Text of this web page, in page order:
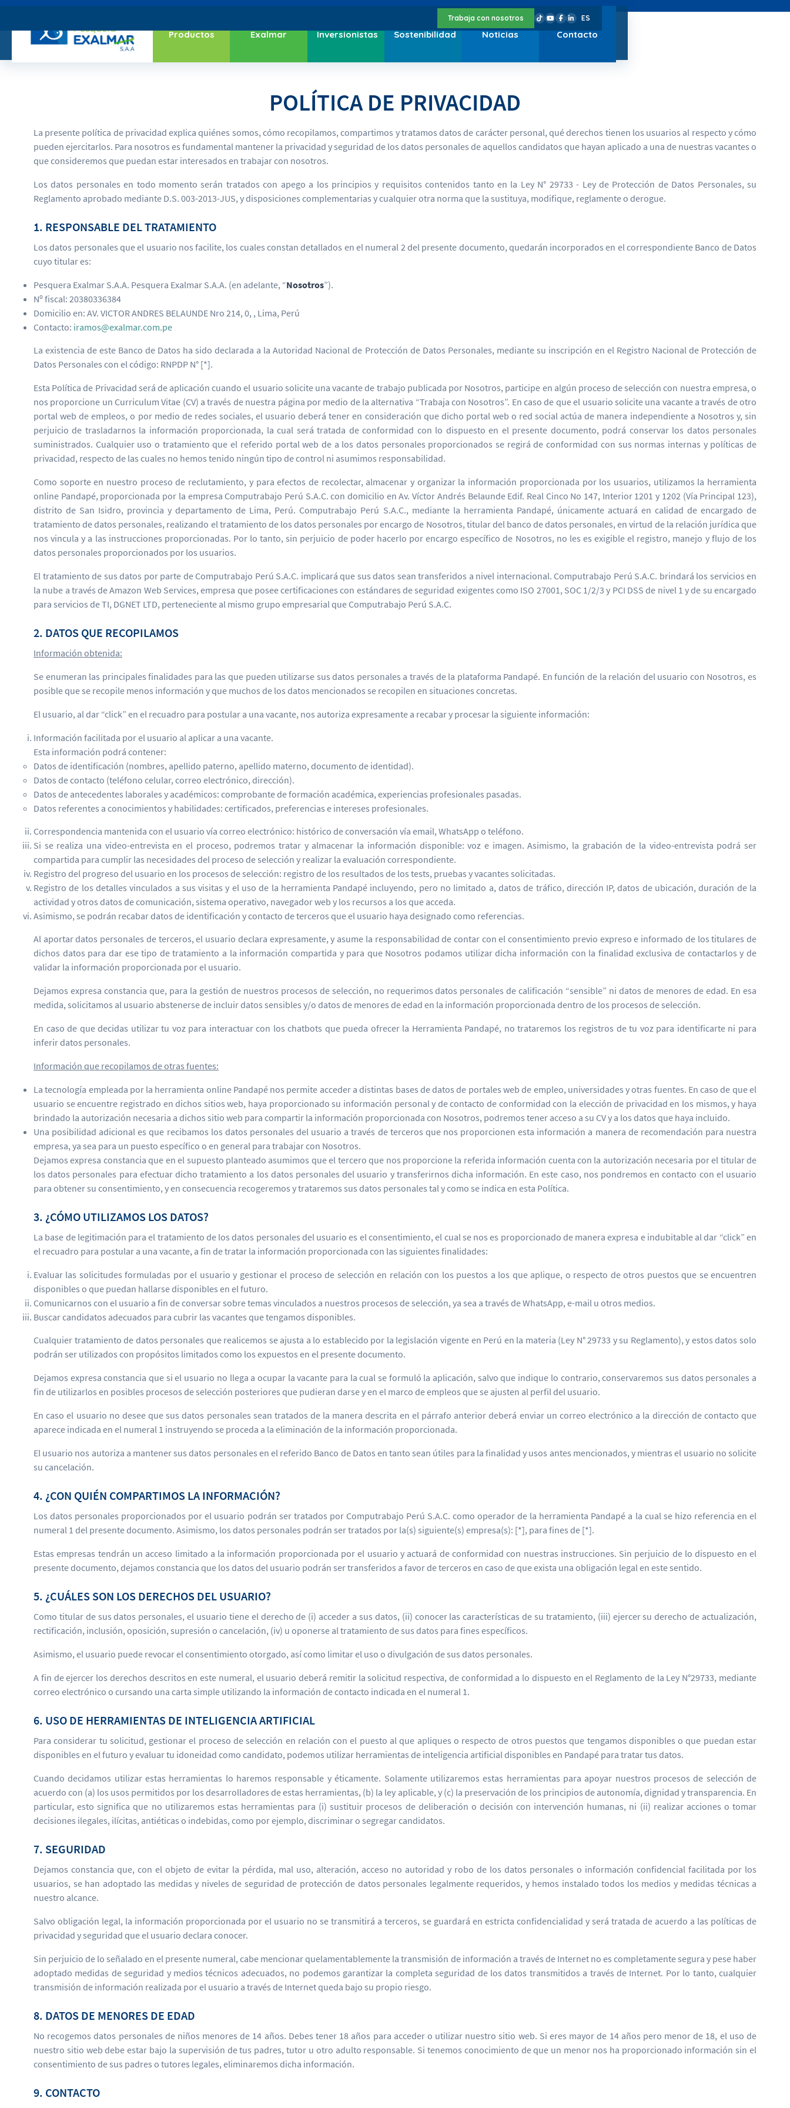
Trabaja con nosotros ES
Productos Exalmar Inversionistas Sostenibilidad Noticias Contacto
POLÍTICA DE PRIVACIDAD
La presente política de privacidad explica quiénes somos, cómo recopilamos, compartimos y tratamos datos de carácter personal, qué derechos tienen los usuarios al respecto y cómo
pueden ejercitarlos. Para nosotros es fundamental mantener la privacidad y seguridad de los datos personales de aquellos candidatos que hayan aplicado a una de nuestras vacantes o
que consideremos que puedan estar interesados en trabajar con nosotros.
Los datos personales en todo momento serán tratados con apego a los principios y requisitos contenidos tanto en la Ley N° 29733 - Ley de Protección de Datos Personales, su
Reglamento aprobado mediante D.S. 003-2013-JUS, y disposiciones complementarias y cualquier otra norma que la sustituya, modifique, reglamente o derogue.
1. RESPONSABLE DEL TRATAMIENTO
Los datos personales que el usuario nos facilite, los cuales constan detallados en el numeral 2 del presente documento, quedarán incorporados en el correspondiente Banco de Datos
cuyo titular es:
Pesquera Exalmar S.A.A. Pesquera Exalmar S.A.A. (en adelante, “Nosotros”).
Nº fiscal: 20380336384
Domicilio en: AV. VICTOR ANDRES BELAUNDE Nro 214, 0, , Lima, Perú
Contacto: iramos@exalmar.com.pe
La existencia de este Banco de Datos ha sido declarada a la Autoridad Nacional de Protección de Datos Personales, mediante su inscripción en el Registro Nacional de Protección de
Datos Personales con el código: RNPDP N° [*].
Esta Política de Privacidad será de aplicación cuando el usuario solicite una vacante de trabajo publicada por Nosotros, participe en algún proceso de selección con nuestra empresa, o
nos proporcione un Curriculum Vitae (CV) a través de nuestra página por medio de la alternativa “Trabaja con Nosotros”. En caso de que el usuario solicite una vacante a través de otro
portal web de empleos, o por medio de redes sociales, el usuario deberá tener en consideración que dicho portal web o red social actúa de manera independiente a Nosotros y, sin
perjuicio de trasladarnos la información proporcionada, la cual será tratada de conformidad con lo dispuesto en el presente documento, podrá conservar los datos personales
suministrados. Cualquier uso o tratamiento que el referido portal web de a los datos personales proporcionados se regirá de conformidad con sus normas internas y políticas de
privacidad, respecto de las cuales no hemos tenido ningún tipo de control ni asumimos responsabilidad.
Como soporte en nuestro proceso de reclutamiento, y para efectos de recolectar, almacenar y organizar la información proporcionada por los usuarios, utilizamos la herramienta
online Pandapé, proporcionada por la empresa Computrabajo Perú S.A.C. con domicilio en Av. Víctor Andrés Belaunde Edif. Real Cinco No 147, Interior 1201 y 1202 (Vía Principal 123),
distrito de San Isidro, provincia y departamento de Lima, Perú. Computrabajo Perú S.A.C., mediante la herramienta Pandapé, únicamente actuará en calidad de encargado de
tratamiento de datos personales, realizando el tratamiento de los datos personales por encargo de Nosotros, titular del banco de datos personales, en virtud de la relación jurídica que
nos vincula y a las instrucciones proporcionadas. Por lo tanto, sin perjuicio de poder hacerlo por encargo específico de Nosotros, no les es exigible el registro, manejo y flujo de los
datos personales proporcionados por los usuarios.
El tratamiento de sus datos por parte de Computrabajo Perú S.A.C. implicará que sus datos sean transferidos a nivel internacional. Computrabajo Perú S.A.C. brindará los servicios en
la nube a través de Amazon Web Services, empresa que posee certificaciones con estándares de seguridad exigentes como ISO 27001, SOC 1/2/3 y PCI DSS de nivel 1 y de su encargado
para servicios de TI, DGNET LTD, perteneciente al mismo grupo empresarial que Computrabajo Perú S.A.C.
2. DATOS QUE RECOPILAMOS
Información obtenida:
Se enumeran las principales finalidades para las que pueden utilizarse sus datos personales a través de la plataforma Pandapé. En función de la relación del usuario con Nosotros, es
posible que se recopile menos información y que muchos de los datos mencionados se recopilen en situaciones concretas.
El usuario, al dar “click” en el recuadro para postular a una vacante, nos autoriza expresamente a recabar y procesar la siguiente información:
Información facilitada por el usuario al aplicar a una vacante.
Esta información podrá contener:
Datos de identificación (nombres, apellido paterno, apellido materno, documento de identidad).
Datos de contacto (teléfono celular, correo electrónico, dirección).
Datos de antecedentes laborales y académicos: comprobante de formación académica, experiencias profesionales pasadas.
Datos referentes a conocimientos y habilidades: certificados, preferencias e intereses profesionales.
Correspondencia mantenida con el usuario vía correo electrónico: histórico de conversación vía email, WhatsApp o teléfono.
Si se realiza una video-entrevista en el proceso, podremos tratar y almacenar la información disponible: voz e imagen. Asimismo, la grabación de la video-entrevista podrá ser
compartida para cumplir las necesidades del proceso de selección y realizar la evaluación correspondiente.
Registro del progreso del usuario en los procesos de selección: registro de los resultados de los tests, pruebas y vacantes solicitadas.
Registro de los detalles vinculados a sus visitas y el uso de la herramienta Pandapé incluyendo, pero no limitado a, datos de tráfico, dirección IP, datos de ubicación, duración de la
actividad y otros datos de comunicación, sistema operativo, navegador web y los recursos a los que acceda.
Asimismo, se podrán recabar datos de identificación y contacto de terceros que el usuario haya designado como referencias.
Al aportar datos personales de terceros, el usuario declara expresamente, y asume la responsabilidad de contar con el consentimiento previo expreso e informado de los titulares de
dichos datos para dar ese tipo de tratamiento a la información compartida y para que Nosotros podamos utilizar dicha información con la finalidad exclusiva de contactarlos y de
validar la información proporcionada por el usuario.
Dejamos expresa constancia que, para la gestión de nuestros procesos de selección, no requerimos datos personales de calificación “sensible” ni datos de menores de edad. En esa
medida, solicitamos al usuario abstenerse de incluir datos sensibles y/o datos de menores de edad en la información proporcionada dentro de los procesos de selección.
En caso de que decidas utilizar tu voz para interactuar con los chatbots que pueda ofrecer la Herramienta Pandapé, no trataremos los registros de tu voz para identificarte ni para
inferir datos personales.
Información que recopilamos de otras fuentes:
La tecnología empleada por la herramienta online Pandapé nos permite acceder a distintas bases de datos de portales web de empleo, universidades y otras fuentes. En caso de que el
usuario se encuentre registrado en dichos sitios web, haya proporcionado su información personal y de contacto de conformidad con la elección de privacidad en los mismos, y haya
brindado la autorización necesaria a dichos sitio web para compartir la información proporcionada con Nosotros, podremos tener acceso a su CV y a los datos que haya incluido.
Una posibilidad adicional es que recibamos los datos personales del usuario a través de terceros que nos proporcionen esta información a manera de recomendación para nuestra
empresa, ya sea para un puesto específico o en general para trabajar con Nosotros.
Dejamos expresa constancia que en el supuesto planteado asumimos que el tercero que nos proporcione la referida información cuenta con la autorización necesaria por el titular de
los datos personales para efectuar dicho tratamiento a los datos personales del usuario y transferirnos dicha información. En este caso, nos pondremos en contacto con el usuario
para obtener su consentimiento, y en consecuencia recogeremos y trataremos sus datos personales tal y como se indica en esta Política.
3. ¿CÓMO UTILIZAMOS LOS DATOS?
La base de legitimación para el tratamiento de los datos personales del usuario es el consentimiento, el cual se nos es proporcionado de manera expresa e indubitable al dar “click” en
el recuadro para postular a una vacante, a fin de tratar la información proporcionada con las siguientes finalidades:
Evaluar las solicitudes formuladas por el usuario y gestionar el proceso de selección en relación con los puestos a los que aplique, o respecto de otros puestos que se encuentren
disponibles o que puedan hallarse disponibles en el futuro.
Comunicarnos con el usuario a fin de conversar sobre temas vinculados a nuestros procesos de selección, ya sea a través de WhatsApp, e-mail u otros medios.
Buscar candidatos adecuados para cubrir las vacantes que tengamos disponibles.
Cualquier tratamiento de datos personales que realicemos se ajusta a lo establecido por la legislación vigente en Perú en la materia (Ley N° 29733 y su Reglamento), y estos datos solo
podrán ser utilizados con propósitos limitados como los expuestos en el presente documento.
Dejamos expresa constancia que si el usuario no llega a ocupar la vacante para la cual se formuló la aplicación, salvo que indique lo contrario, conservaremos sus datos personales a
fin de utilizarlos en posibles procesos de selección posteriores que pudieran darse y en el marco de empleos que se ajusten al perfil del usuario.
En caso el usuario no desee que sus datos personales sean tratados de la manera descrita en el párrafo anterior deberá enviar un correo electrónico a la dirección de contacto que
aparece indicada en el numeral 1 instruyendo se proceda a la eliminación de la información proporcionada.
El usuario nos autoriza a mantener sus datos personales en el referido Banco de Datos en tanto sean útiles para la finalidad y usos antes mencionados, y mientras el usuario no solicite
su cancelación.
4. ¿CON QUIÉN COMPARTIMOS LA INFORMACIÓN?
Los datos personales proporcionados por el usuario podrán ser tratados por Computrabajo Perú S.A.C. como operador de la herramienta Pandapé a la cual se hizo referencia en el
numeral 1 del presente documento. Asimismo, los datos personales podrán ser tratados por la(s) siguiente(s) empresa(s): [*], para fines de [*].
Estas empresas tendrán un acceso limitado a la información proporcionada por el usuario y actuará de conformidad con nuestras instrucciones. Sin perjuicio de lo dispuesto en el
presente documento, dejamos constancia que los datos del usuario podrán ser transferidos a favor de terceros en caso de que exista una obligación legal en este sentido.
5. ¿CUÁLES SON LOS DERECHOS DEL USUARIO?
Como titular de sus datos personales, el usuario tiene el derecho de (i) acceder a sus datos, (ii) conocer las características de su tratamiento, (iii) ejercer su derecho de actualización,
rectificación, inclusión, oposición, supresión o cancelación, (iv) u oponerse al tratamiento de sus datos para fines específicos.
Asimismo, el usuario puede revocar el consentimiento otorgado, así como limitar el uso o divulgación de sus datos personales.
A fin de ejercer los derechos descritos en este numeral, el usuario deberá remitir la solicitud respectiva, de conformidad a lo dispuesto en el Reglamento de la Ley N°29733, mediante
correo electrónico o cursando una carta simple utilizando la información de contacto indicada en el numeral 1.
6. USO DE HERRAMIENTAS DE INTELIGENCIA ARTIFICIAL
Para considerar tu solicitud, gestionar el proceso de selección en relación con el puesto al que apliques o respecto de otros puestos que tengamos disponibles o que puedan estar
disponibles en el futuro y evaluar tu idoneidad como candidato, podemos utilizar herramientas de inteligencia artificial disponibles en Pandapé para tratar tus datos.
Cuando decidamos utilizar estas herramientas lo haremos responsable y éticamente. Solamente utilizaremos estas herramientas para apoyar nuestros procesos de selección de
acuerdo con (a) los usos permitidos por los desarrolladores de estas herramientas, (b) la ley aplicable, y (c) la preservación de los principios de autonomía, dignidad y transparencia. En
particular, esto significa que no utilizaremos estas herramientas para (i) sustituir procesos de deliberación o decisión con intervención humanas, ni (ii) realizar acciones o tomar
decisiones ilegales, ilícitas, antiéticas o indebidas, como por ejemplo, discriminar o segregar candidatos.
7. SEGURIDAD
Dejamos constancia que, con el objeto de evitar la pérdida, mal uso, alteración, acceso no autoridad y robo de los datos personales o información confidencial facilitada por los
usuarios, se han adoptado las medidas y niveles de seguridad de protección de datos personales legalmente requeridos, y hemos instalado todos los medios y medidas técnicas a
nuestro alcance.
Salvo obligación legal, la información proporcionada por el usuario no se transmitirá a terceros, se guardará en estricta confidencialidad y será tratada de acuerdo a las políticas de
privacidad y seguridad que el usuario declara conocer.
Sin perjuicio de lo señalado en el presente numeral, cabe mencionar quelamentablemente la transmisión de información a través de Internet no es completamente segura y pese haber
adoptado medidas de seguridad y medios técnicos adecuados, no podemos garantizar la completa seguridad de los datos transmitidos a través de Internet. Por lo tanto, cualquier
transmisión de información realizada por el usuario a través de Internet queda bajo su propio riesgo.
8. DATOS DE MENORES DE EDAD
No recogemos datos personales de niños menores de 14 años. Debes tener 18 años para acceder o utilizar nuestro sitio web. Si eres mayor de 14 años pero menor de 18, el uso de
nuestro sitio web debe estar bajo la supervisión de tus padres, tutor u otro adulto responsable. Si tenemos conocimiento de que un menor nos ha proporcionado información sin el
consentimiento de sus padres o tutores legales, eliminaremos dicha información.
9. CONTACTO